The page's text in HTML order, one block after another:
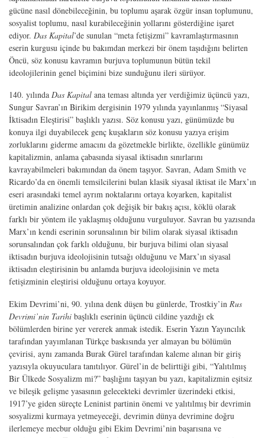
gücüne nasıl dönebileceğinin, bu toplumu aşarak özgür insan toplumunu,
sosyalist toplumu, nasıl kurabileceğinin yollarını gösterdiğine işaret
ediyor. Das Kapital’de sunulan “meta fetişizmi” kavramlaştırmasının
eserin kurgusu içinde bu bakımdan merkezi bir önem taşıdığını belirten
Öncü, söz konusu kavramın burjuva toplumunun bütün tekil
ideolojilerinin genel biçimini bize sunduğunu ileri sürüyor.
140. yılında Das Kapital ana teması altında yer verdiğimiz üçüncü yazı,
Sungur Savran’ın Birikim dergisinin 1979 yılında yayınlanmış “Siyasal
İktisadın Eleştirisi” başlıklı yazısı. Söz konusu yazı, günümüzde bu
konuya ilgi duyabilecek genç kuşakların söz konusu yazıya erişim
zorluklarını giderme amacını da gözetmekle birlikte, özellikle günümüz
kapitalizmin, anlama çabasında siyasal iktisadın sınırlarını
kavrayabilmeleri bakımından da önem taşıyor. Savran, Adam Smith ve
Ricardo’da en önemli temsilcilerini bulan klasik siyasal iktisat ile Marx’ın
eseri arasındaki temel ayrım noktalarını ortaya koyarken, kapitalist
üretimin analizine onlardan çok değişik bir bakış açısı, köklü olarak
farklı bir yöntem ile yaklaşmış olduğunu vurguluyor. Savran bu yazısında
Marx’ın kendi eserinin sorunsalının bir bilim olarak siyasal iktisadın
sorunsalından çok farklı olduğunu, bir burjuva bilimi olan siyasal
iktisadın burjuva ideolojisinin tutsağı olduğunu ve Marx’ın siyasal
iktisadın eleştirisinin bu anlamda burjuva ideolojisinin ve meta
fetişizminin eleştirisi olduğunu ortaya koyuyor.
Ekim Devrimi’ni, 90. yılına denk düşen bu günlerde, Trostkiy’in Rus
Devrimi’nin Tarihi başlıklı eserinin üçüncü cildine yazdığı ek
bölümlerden birine yer vererek anmak istedik. Eserin Yazın Yayıncılık
tarafından yayımlanan Türkçe baskısında yer almayan bu bölümün
çevirisi, aynı zamanda Burak Gürel tarafından kaleme alınan bir giriş
yazısıyla okuyuculara tanıtılıyor. Gürel’in de belirttiği gibi, “Yalıtılmış
Bir Ülkede Sosyalizm mi?” başlığını taşıyan bu yazı, kapitalizmin eşitsiz
ve bileşik gelişme yasasının gelecekteki devrimler üzerindeki etkisi,
1917’ye giden süreçte Leninist partinin önemi ve yalıtılmış bir devrimin
sosyalizmi kurmaya yetmeyeceği, devrimin dünya devrimine doğru
ilerlemeye mecbur olduğu gibi Ekim Devrimi’nin başarısına ve